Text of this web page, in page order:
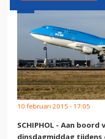
10 februari 2015 - 17:05
SCHIPHOL - Aan
dinsdagmiddag tijdens